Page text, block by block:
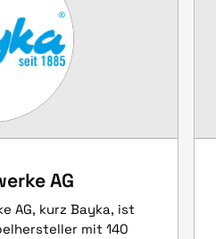
AG
AG, kurz Bayka, ist
mit 140